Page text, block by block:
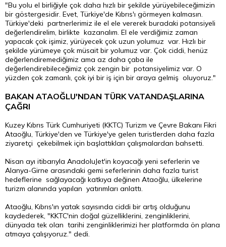
"Bu yolu el birliğiyle çok daha hızlı bir şekilde yürüyebileceğimizin
bir göstergesidir. Evet, Türkiye'de Kıbrıs'ı görmeyen kalmasın.
Türkiye'deki partnerlerimiz ile el ele vererek buradaki potansiyeli
değerlendirelim, birlikte kazanalım. El ele verdiğimiz zaman
yapacak çok işimiz, yürüyecek çok uzun yolumuz var. Hızlı bir
şekilde yürümeye çok müsait bir yolumuz var. Çok ciddi, henüz
değerlendiremediğimiz ama az daha çaba ile
değerlendirebileceğimiz çok zengin bir potansiyelimiz var. O
yüzden çok zamanlı, çok iyi bir iş için bir araya gelmiş oluyoruz."
BAKAN ATAOĞLU'NDAN TÜRK VATANDAŞLARINA
ÇAĞRI
Kuzey Kıbrıs Türk Cumhuriyeti (KKTC) Turizm ve Çevre Bakanı Fikri
Ataoğlu, Türkiye'den ve Türkiye'ye gelen turistlerden daha fazla
ziyaretçi çekebilmek için başlattıkları çalışmalardan bahsetti.
Nisan ayı itibarıyla AnadoluJet'in koyacağı yeni seferlerin ve
Alanya-Girne arasındaki gemi seferlerinin daha fazla turist
hedeflerine sağlayacağı katkıya değinen Ataoğlu, ülkelerine
turizm alanında yapılan yatırımları anlattı.
Ataoğlu, Kıbrıs'ın yatak sayısında ciddi bir artış olduğunu
kaydederek, "KKTC'nin doğal güzelliklerini, zenginliklerini,
dünyada tek olan tarihi zenginliklerimizi her platformda ön plana
atmaya çalışıyoruz." dedi.